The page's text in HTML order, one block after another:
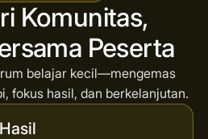
Komunitas,
Peserta
belajar kecil—mengemas
fokus hasil, dan berkelanjutan.